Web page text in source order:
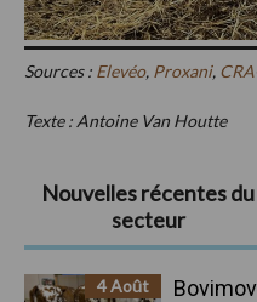
Sources : Elevéo, Proxani,
Texte : Antoine Van Houtte
Barre
latérale
principale
Nouvelles récentes du
secteur
4 Août